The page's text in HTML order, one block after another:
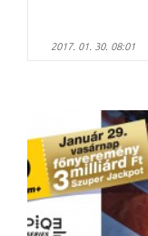
2017. 01. 30. 08:01